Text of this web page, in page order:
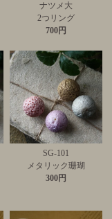
ナツメ大
2つリング
700円
SG-101
メタリック珊瑚
300円